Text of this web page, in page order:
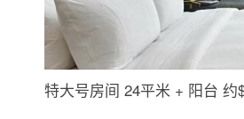
特大号房间 24平米 + 阳台 约